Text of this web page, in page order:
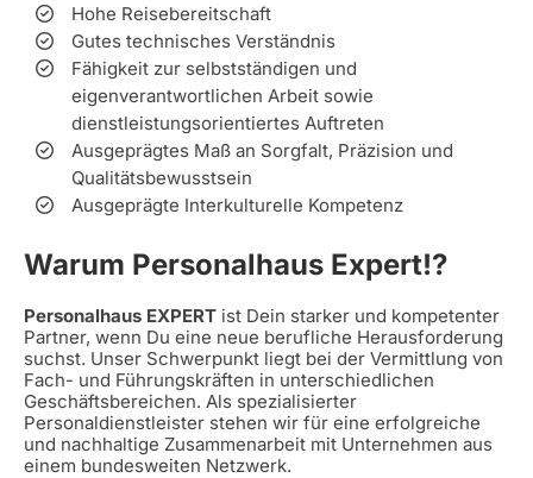
Hohe Reisebereitschaft
Gutes technisches Verständnis
Fähigkeit zur selbstständigen und
eigenverantwortlichen Arbeit sowie
dienstleistungsorientiertes Auftreten
Ausgeprägtes Maß an Sorgfalt, Präzision und
Qualitätsbewusstsein
Ausgeprägte Interkulturelle Kompetenz
Warum Personalhaus Expert!?
Personalhaus EXPERT ist Dein starker und kompetenter
Partner, wenn Du eine neue berufliche Herausforderung
suchst. Unser Schwerpunkt liegt bei der Vermittlung von
Fach- und Führungskräften in unterschiedlichen
Geschäftsbereichen. Als spezialisierter
Personaldienstleister stehen wir für eine erfolgreiche
und nachhaltige Zusammenarbeit mit Unternehmen aus
einem bundesweiten Netzwerk.